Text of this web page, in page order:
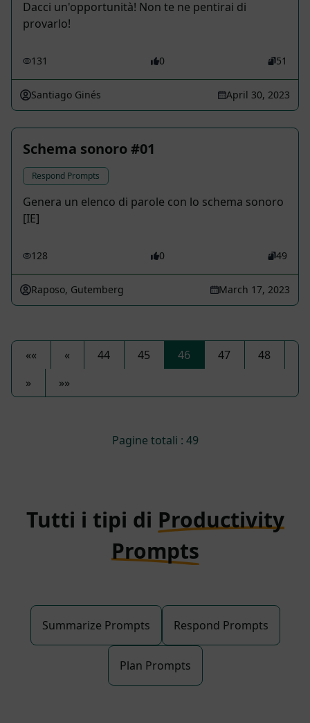
Dacci un'opportunità! Non te ne pentirai di
provarlo!
131 0 51
Santiago Ginés April 30, 2023
Schema sonoro #01
Respond Prompts
Genera un elenco di parole con lo schema sonoro
[IE]
128 0 49
Raposo, Gutemberg March 17, 2023
«« « 44 45 46 47
48
»
»»
Pagine totali : 49
Tutti i tipi di Productivity
Prompts
Summarize Prompts Respond Prompts
Plan Prompts